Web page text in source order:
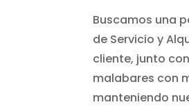
Buscamos una
de Servicio y
cliente, junto
malabares con
manteniendo